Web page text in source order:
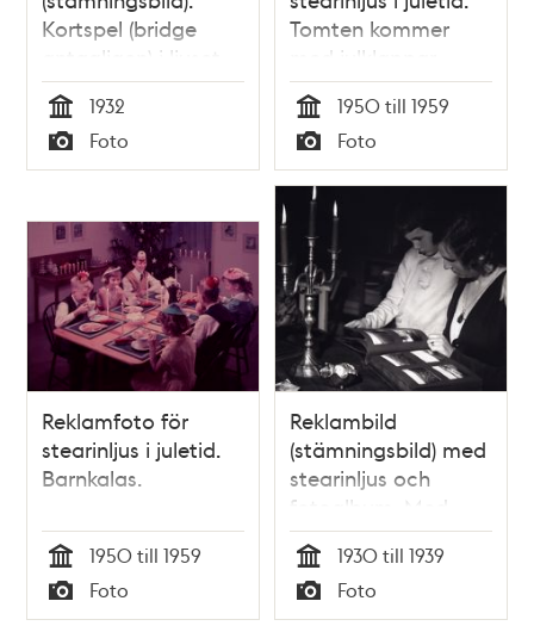
Kortspel (bridge
antagligen) i ljuset
av stearinljus.
Tid
1932
Typ
Foto
Tomten kommer
med julklappar.
Tid
1950 till 1959
Typ
Foto
Reklamfoto för
stearinljus i juletid.
Barnkalas.
Tid
1950 till 1959
Typ
Foto
Reklambild
(stämningsbild) med
stearinljus och
fotoalbum. Med
kvinna och barn.
Tid
1930 till 1939
Typ
Foto